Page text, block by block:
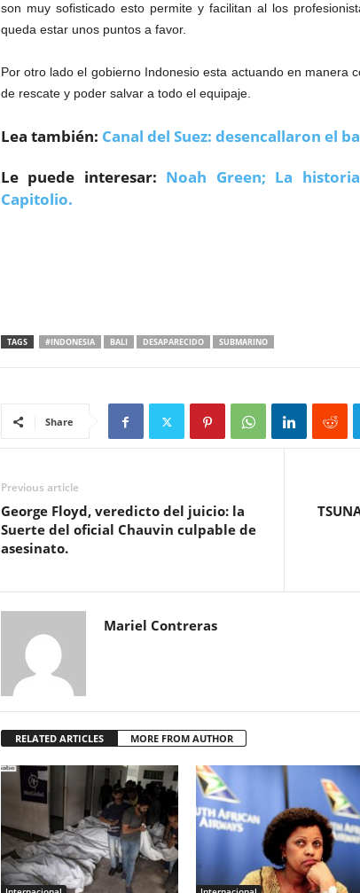
son muy sofisticado esto permite y facilitan al los
queda estar unos puntos a favor.
Por otro lado el gobierno Indonesio esta actuando en manera
de rescate y poder salvar a todo el equipaje.
Lea también: Canal del Suez: desencallaron el
Le puede interesar: Noah Green; La
Capitolio.
TAGS #INDONESIA BALI DESAPARECIDO SUBMARINO
Share
Previous article
George Floyd, veredicto del juicio: la
Suerte del oficial Chauvin culpable de
asesinato.
Mariel Contreras
RELATED ARTICLES MORE FROM AUTHOR